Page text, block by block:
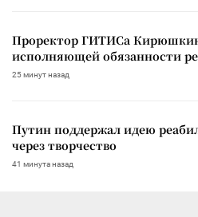
Проректор ГИТИСа
исполняющей обязанности
25 минут назад
Путин поддержал идею
через творчество
41 минута назад